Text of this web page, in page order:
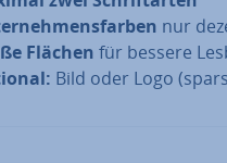
nur
Flächen für bessere
Bild oder Logo